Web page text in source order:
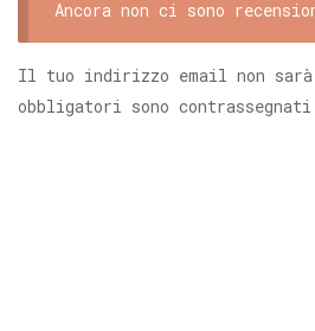
Ancora non ci sono
Il tuo indirizzo email non sarà
obbligatori sono contrassegnati